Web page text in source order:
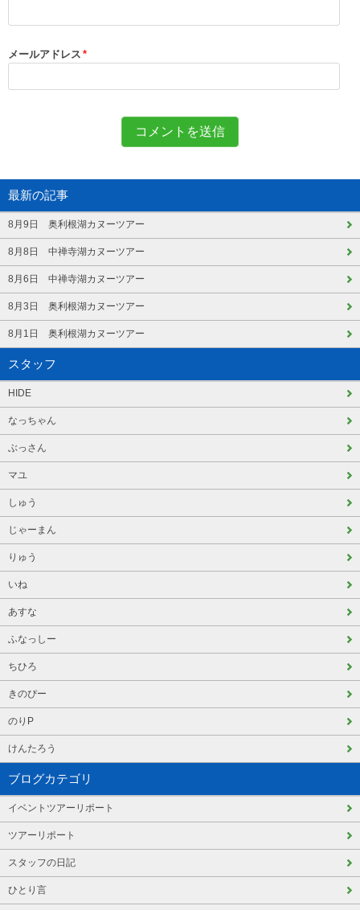
メールアドレス *
最新の記事
8月9日 奥利根湖カヌーツアー
8月8日 中禅寺湖カヌーツアー
8月6日 中禅寺湖カヌーツアー
8月3日 奥利根湖カヌーツアー
8月1日 奥利根湖カヌーツアー
スタッフ
HIDE
なっちゃん
ぶっさん
マユ
しゅう
じゃーまん
りゅう
いね
あすな
ふなっしー
ちひろ
きのぴー
のりP
けんたろう
ブログカテゴリ
イベントツアーリポート
ツアーリポート
スタッフの日記
ひとり言